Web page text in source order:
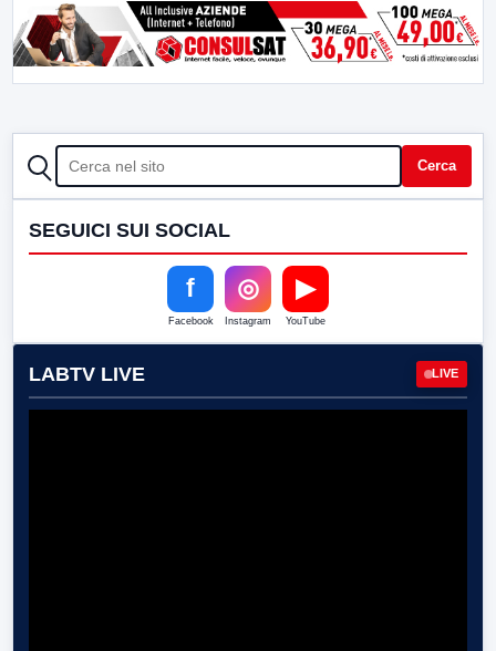
CERCA Cerca
SEGUICI SUI SOCIAL
f
Facebook
◎
Instagram
▶
YouTube
LABTV LIVE LIVE